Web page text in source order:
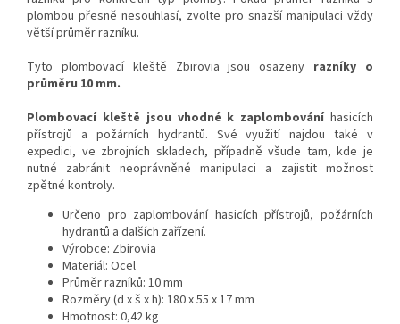
plombou přesně nesouhlasí, zvolte pro snazší manipulaci vždy
větší průměr razníku.
Tyto plombovací kleště Zbirovia jsou osazeny razníky o
průměru 10 mm.
Plombovací kleště jsou vhodné k zaplombováníhasicích
přístrojů a požárních hydrantů. Své využití najdou také v
expedici, ve zbrojních skladech, případně všude tam, kde je
nutné zabránit neoprávněné manipulaci a zajistit možnost
zpětné kontroly.
Určeno pro zaplombování hasicích přístrojů, požárních
hydrantů a dalších zařízení.
Výrobce: Zbirovia
Materiál: Ocel
Průměr razníků: 10 mm
Rozměry (d x š x h): 180 x 55 x 17 mm
Hmotnost: 0,42 kg